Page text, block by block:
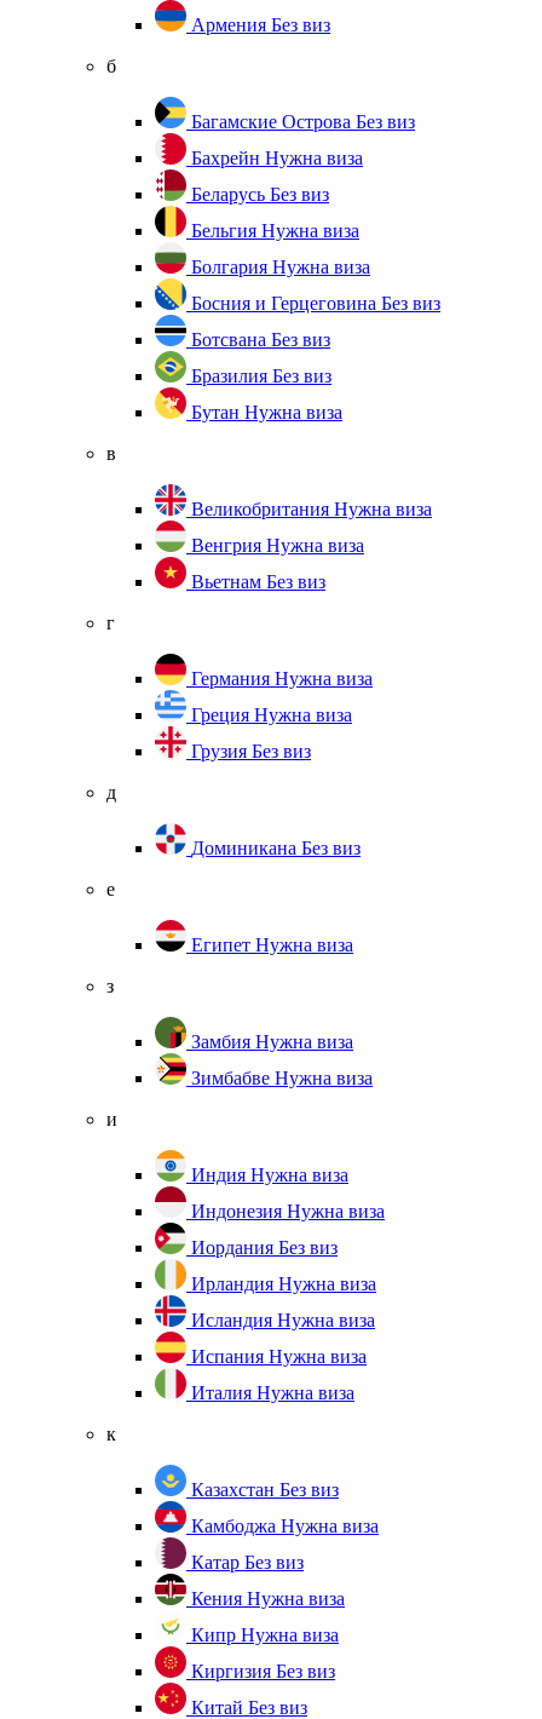
Армения Без виз
б
Багамские Острова Без виз
Бахрейн Нужна виза
Беларусь Без виз
Бельгия Нужна виза
Болгария Нужна виза
Босния и Герцеговина Без виз
Ботсвана Без виз
Бразилия Без виз
Бутан Нужна виза
в
Великобритания Нужна виза
Венгрия Нужна виза
Вьетнам Без виз
г
Германия Нужна виза
Греция Нужна виза
Грузия Без виз
д
Доминикана Без виз
е
Египет Нужна виза
з
Замбия Нужна виза
Зимбабве Нужна виза
и
Индия Нужна виза
Индонезия Нужна виза
Иордания Без виз
Ирландия Нужна виза
Исландия Нужна виза
Испания Нужна виза
Италия Нужна виза
к
Казахстан Без виз
Камбоджа Нужна виза
Катар Без виз
Кения Нужна виза
Кипр Нужна виза
Киргизия Без виз
Китай Без виз